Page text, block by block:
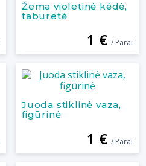
Žema violetinė kėdė,
taburetė
1 € / Parai
Juoda stiklinė vaza,
figūrinė
1 € / Parai